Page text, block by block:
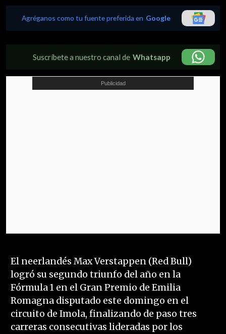
Agréganos como tu fuente preferida en Google
Suscríbete a nuestro canal de Whatsapp
El neerlandés Max Verstappen (Red Bull)
logró su segundo triunfo del año en la
Fórmula 1 en el Gran Premio de Emilia
Romagna disputado este domingo en el
circuito de Imola, finalizando de paso tres
carreras consecutivas lideradas por los